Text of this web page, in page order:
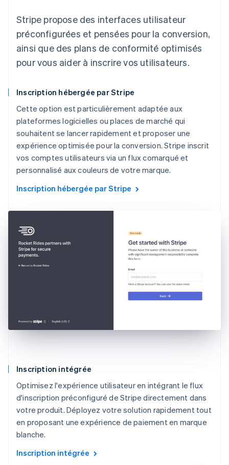
Stripe propose des interfaces utilisateur
préconfigurées et pensées pour la conversion,
ainsi que des plans de conformité optimisés
pour vous aider à inscrire vos utilisateurs.
Inscription hébergée par Stripe
Cette option est particulièrement adaptée aux
plateformes logicielles ou places de marché qui
souhaitent se lancer rapidement et proposer une
expérience optimisée pour la conversion. Stripe inscrit
vos comptes utilisateurs via un flux comarqué et
personnalisé aux couleurs de votre marque.
Inscription hébergée par Stripe
Inscription intégrée
Optimisez l'expérience utilisateur en intégrant le flux
d'inscription préconfiguré de Stripe directement dans
votre produit. Déployez votre solution rapidement tout
en proposant une expérience de paiement en marque
blanche.
Inscription intégrée